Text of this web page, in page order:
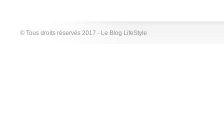
© Tous droits réservés 2017 - Le Blog LifeStyle